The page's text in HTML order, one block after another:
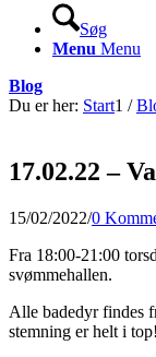
Søg
Menu Menu
Blog
Du er her: Start1 /
17.02.22 –
15/02/2022/0
Fra 18:00-21:00
svømmehallen.
Alle badedyr findes
stemning er helt i top!